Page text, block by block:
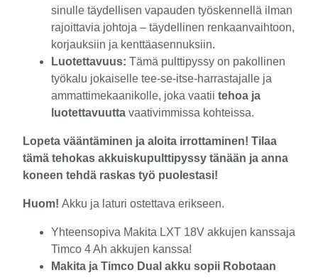
sinulle täydellisen vapauden työskennellä ilman
rajoittavia johtoja – täydellinen renkaanvaihtoon,
korjauksiin ja kenttäasennuksiin.
Luotettavuus: Tämä pulttipyssy on pakollinen
työkalu jokaiselle tee-se-itse-harrastajalle ja
ammattimekaanikolle, joka vaatii tehoa ja
luotettavuutta vaativimmissa kohteissa.
Lopeta vääntäminen ja aloita irrottaminen! Tilaa
tämä tehokas akkuiskupulttipyssy tänään ja anna
koneen tehdä raskas työ puolestasi!
Huom! Akku ja laturi ostettava erikseen.
Yhteensopiva Makita LXT 18V akkujen kanssaja
Timco 4 Ah akkujen kanssa!
Makita ja Timco Dual akku sopii Robotaan